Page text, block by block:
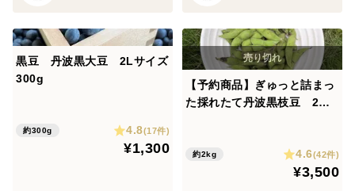
黒豆 丹波黒大豆 2Lサイズ
300g
約300g 4.8(17件)
¥1,300
【予約商品】ぎゅっと詰まっ
た採れたて丹波黒枝豆 2キ
約2kg 4.6(42件)
¥3,500